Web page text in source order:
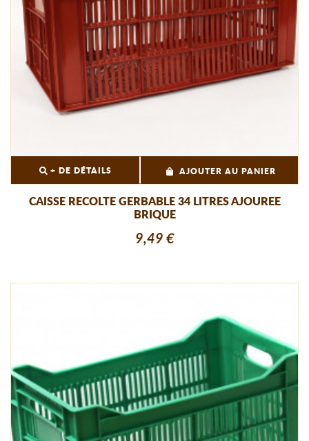
+ DE DÉTAILS AJOUTER AU PANIER
CAISSE RECOLTE GERBABLE 34 LITRES AJOUREE
BRIQUE
9,49 €